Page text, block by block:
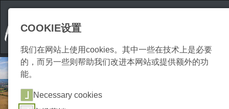
COOKIE设置
我们在网站上使用cookies。其中一些在技术上是必要
的，而另一些则帮助我们改进本网站或提供额外的功
能。
Necessary cookies